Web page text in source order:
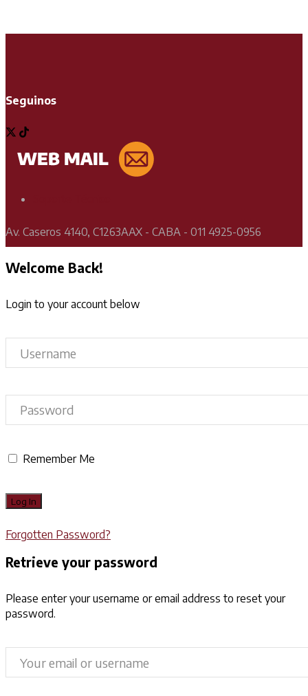
Seguinos
Av. Caseros 4140, C1263AAX - CABA - 011 4925-0956
Welcome Back!
Login to your account below
Remember Me
Forgotten Password?
Retrieve your password
Please enter your username or email address to reset your
password.